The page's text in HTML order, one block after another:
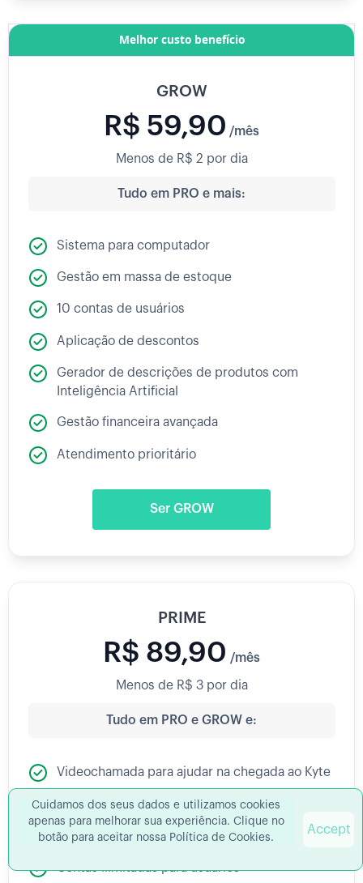
Melhor custo benefício
GROW
R$ 59,90 /mês
Menos de R$ 2 por dia
Tudo em PRO e mais:
Sistema para computador
Gestão em massa de estoque
10 contas de usuários
Aplicação de descontos
Gerador de descrições de produtos com
Inteligência Artificial
Gestão financeira avançada
Atendimento prioritário
Ser GROW
PRIME
R$ 89,90 /mês
Menos de R$ 3 por dia
Tudo em PRO e GROW e:
Videochamada para ajudar na chegada ao Kyte
Atendimento por WhatsApp
Suporte emergencial aos sábados
Contas ilimitadas para usuários
Cuidamos dos seus dados e utilizamos cookies
apenas para melhorar sua experiência. Clique no
botão para aceitar nossa Política de Cookies.
Accept